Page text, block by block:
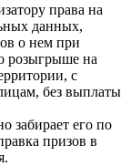
права на
данных,
о нем при
розыгрыше на
с
без выплаты
забирает его по
призов в